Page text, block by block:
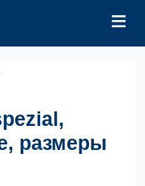
≡
размеры